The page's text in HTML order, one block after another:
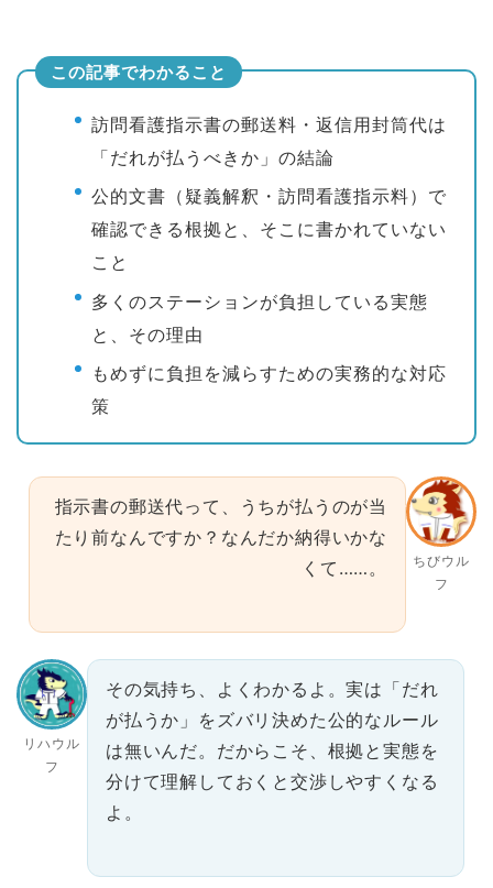
この記事でわかること
訪問看護指示書の郵送料・返信用封筒代は
「だれが払うべきか」の結論
公的文書（疑義解釈・訪問看護指示料）で
確認できる根拠と、そこに書かれていない
こと
多くのステーションが負担している実態
と、その理由
もめずに負担を減らすための実務的な対応
策
ちびウル
フ
指示書の郵送代って、うちが払うのが当
たり前なんですか？なんだか納得いかな
くて……。
リハウル
フ
その気持ち、よくわかるよ。実は「だれ
が払うか」をズバリ決めた公的なルール
は無いんだ。だからこそ、根拠と実態を
分けて理解しておくと交渉しやすくなる
よ。